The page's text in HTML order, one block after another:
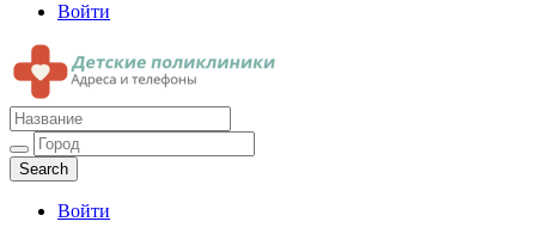
Войти
Детские поликлиники
Адреса и телефоны поликлиник
Войти